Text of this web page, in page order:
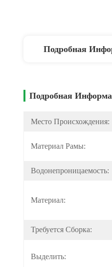
Подробная
Подробная
Место Происхождения:
Материал Рамы:
Водонепроницаемость:
Материал:
Требуется Сборка:
Выделить: